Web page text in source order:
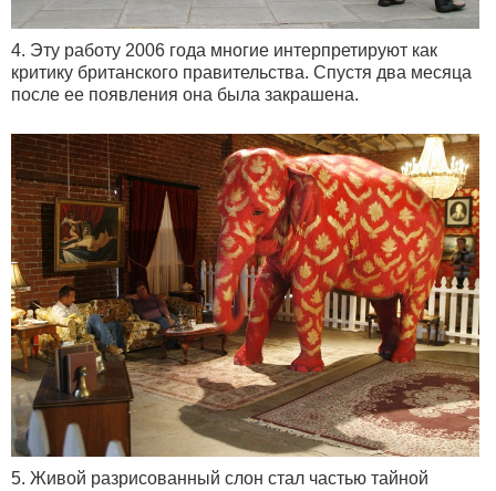
4. Эту работу 2006 года многие интерпретируют как
критику британского правительства. Спустя два месяца
после ее появления она была закрашена.
5. Живой разрисованный слон стал частью тайной